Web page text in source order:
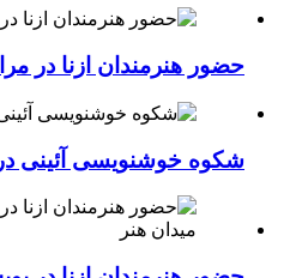
حضور هنرمندان ازنا در
شکوه خوشنویسی آئینی در